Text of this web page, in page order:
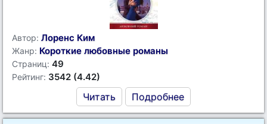
Автор: Лоренс Ким
Жанр: Короткие любовные романы
Страниц: 49
Рейтинг: 3542 (4.42)
Читать Подробнее